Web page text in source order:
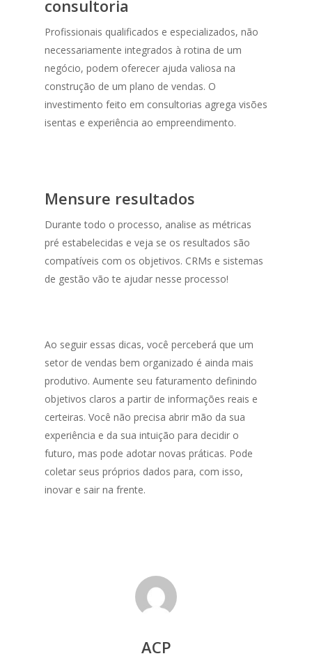
consultoria
Profissionais qualificados e especializados, não
necessariamente integrados à rotina de um
negócio, podem oferecer ajuda valiosa na
construção de um plano de vendas. O
investimento feito em consultorias agrega visões
isentas e experiência ao empreendimento.
Mensure resultados
Durante todo o processo, analise as métricas
pré estabelecidas e veja se os resultados são
compatíveis com os objetivos. CRMs e sistemas
de gestão vão te ajudar nesse processo!
Ao seguir essas dicas, você perceberá que um
setor de vendas bem organizado é ainda mais
produtivo. Aumente seu faturamento definindo
objetivos claros a partir de informações reais e
certeiras. Você não precisa abrir mão da sua
experiência e da sua intuição para decidir o
futuro, mas pode adotar novas práticas. Pode
coletar seus próprios dados para, com isso,
inovar e sair na frente.
ACP